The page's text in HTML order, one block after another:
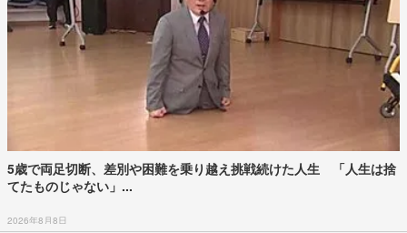
5歳で両足切断、差別や困難を乗り越え挑戦続けた人生 「人生は捨
てたものじゃない」...
2026年8月8日